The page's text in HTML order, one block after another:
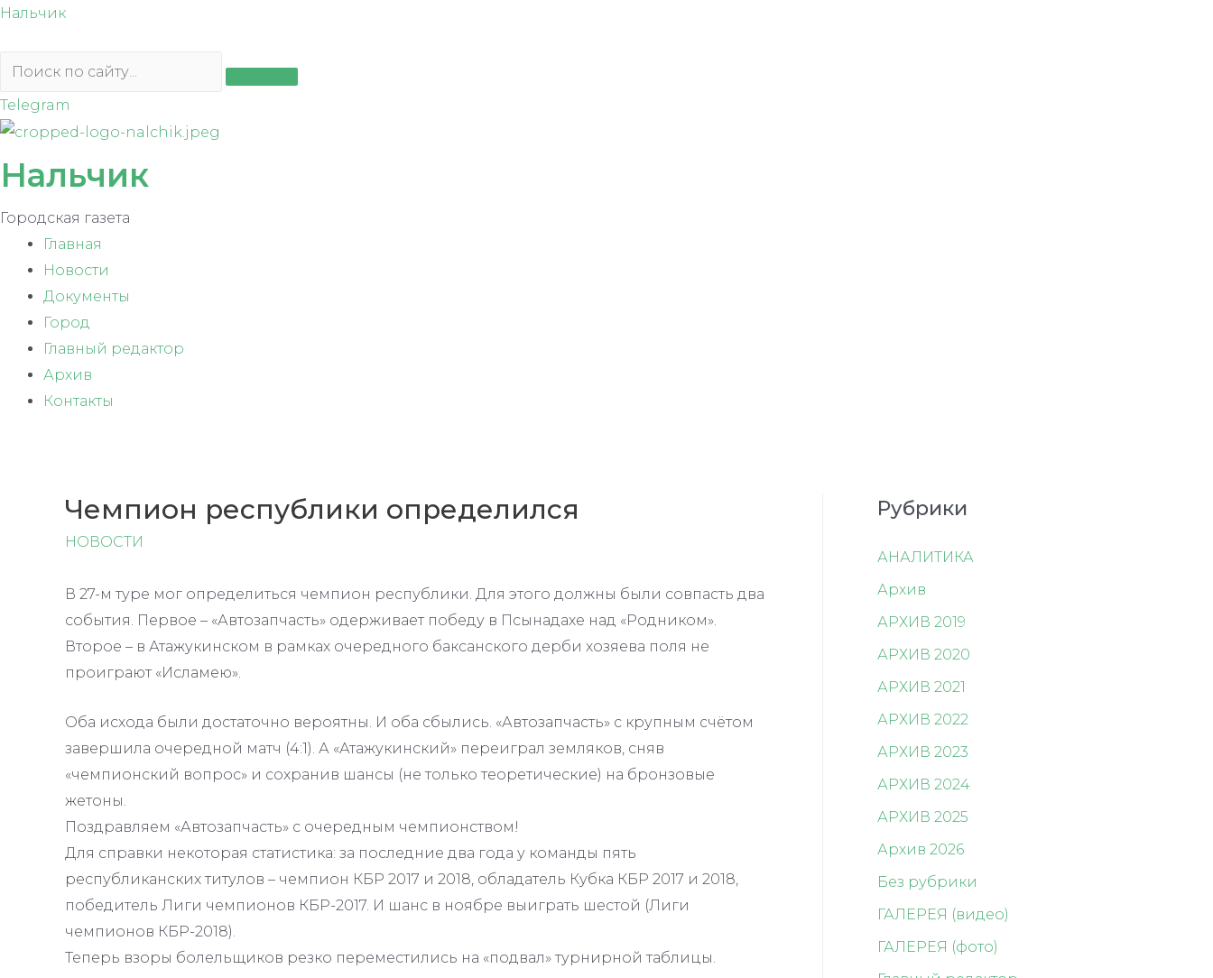
Перейти
содержимому
Нальчик
Telegram
Нальчик
Городская газета
Главная
Новости
Документы
Город
Главный редактор
Архив
Контакты
Чемпион республики определился
НОВОСТИ
В 27-м туре мог определиться чемпион республики. Для этого должны были совпасть два
события. Первое – «Автозапчасть» одерживает победу в Псынадахе над «Родником».
Второе – в Атажукинском в рамках очередного баксанского дерби хозяева поля не
проиграют «Исламею».
Оба исхода были достаточно вероятны. И оба сбылись. «Автозапчасть» с крупным счётом
завершила очередной матч (4:1). А «Атажукинский» переиграл земляков, сняв
«чемпионский вопрос» и сохранив шансы (не только теоретические) на бронзовые
жетоны.
Поздравляем «Автозапчасть» с очередным чемпионством!
Для справки некоторая статистика: за последние два года у команды пять
республиканских титулов – чемпион КБР 2017 и 2018, обладатель Кубка КБР 2017 и 2018,
победитель Лиги чемпионов КБР-2017. И шанс в ноябре выиграть шестой (Лиги
чемпионов КБР-2018).
Теперь взоры болельщиков резко переместились на «подвал» турнирной таблицы.
Рубрики
АНАЛИТИКА
Архив
АРХИВ 2019
АРХИВ 2020
АРХИВ 2021
АРХИВ 2022
АРХИВ 2023
АРХИВ 2024
АРХИВ 2025
Архив 2026
Без рубрики
ГАЛЕРЕЯ (видео)
ГАЛЕРЕЯ (фото)